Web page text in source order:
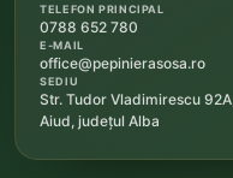
TELEFON PRINCIPAL
0788 652 780
E-MAIL
office@pepinierasosa.ro
SEDIU
Str. Tudor Vladimirescu 92A,
Aiud, județul Alba